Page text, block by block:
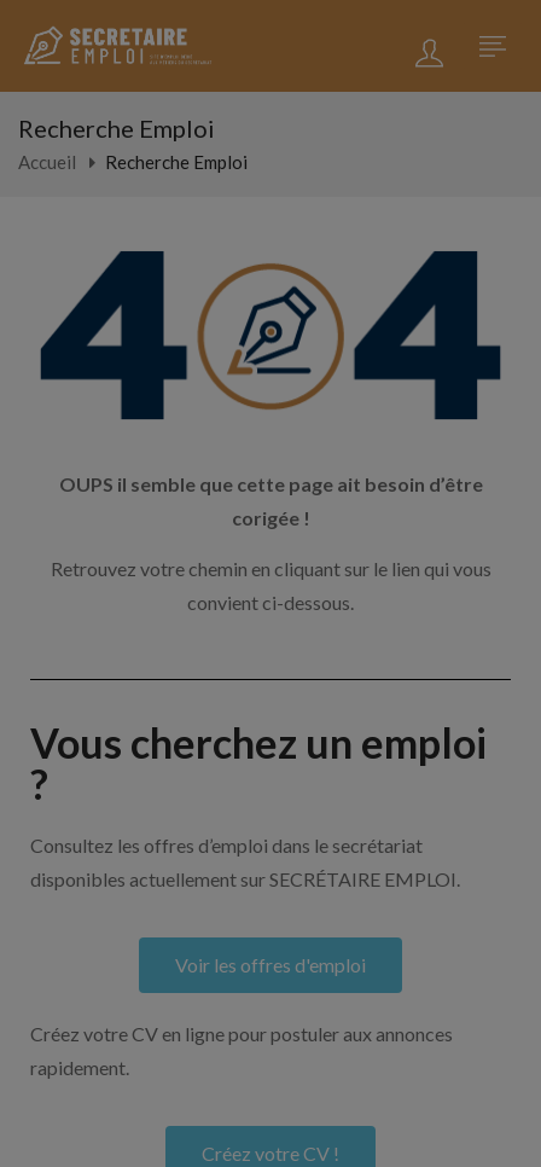
Recherche Emploi
Accueil Recherche Emploi
OUPS il semble que cette page ait besoin d’être
corigée !
Retrouvez votre chemin en cliquant sur le lien qui vous
convient ci-dessous.
Vous cherchez un emploi
?
Consultez les offres d’emploi dans le secrétariat
disponibles actuellement sur SECRÉTAIRE EMPLOI.
Voir les offres d'emploi
Créez votre CV en ligne pour postuler aux annonces
rapidement.
Créez votre CV !